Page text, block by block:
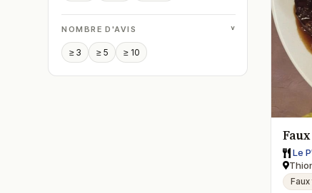
NOMBRE D'AVIS ˅
≥ 3 ≥ 5 ≥ 10
Le